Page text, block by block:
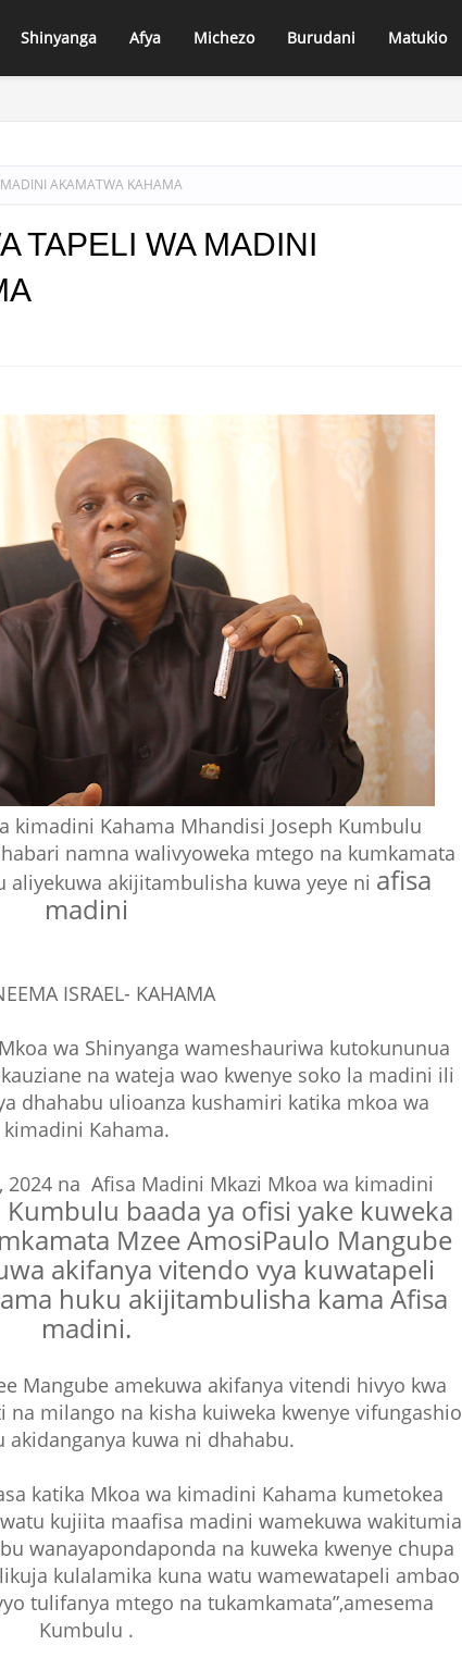
Shinyanga Afya Michezo Burudani Matukio
AKAMATWA KAHAMA
TAPELI WA MADINI
kimadini Kahama Mhandisi Joseph Kumbulu
namna walivyoweka mtego na kumkamata
akijitambulisha kuwa yeye ni afisa
madini
ISRAEL- KAHAMA
wa Shinyanga wameshauriwa kutokununua
na wateja wao kwenye soko la madini ili
dhahabu ulioanza kushamiri katika mkoa wa
kimadini Kahama.
na Afisa Madini Mkazi Mkoa wa kimadini
Kumbulu baada ya ofisi yake kuweka
Mzee AmosiPaulo Mangube
akifanya vitendo vya kuwatapeli
huku akijitambulisha kama Afisa
madini.
Mangube amekuwa akifanya vitendi hivyo kwa
milango na kisha kuiweka kwenye vifungashio
akidanganya kuwa ni dhahabu.
katika Mkoa wa kimadini Kahama kumetokea
kujiita maafisa madini wamekuwa wakitumia
wanayapondaponda na kuweka kwenye chupa
kulalamika kuna watu wamewatapeli ambao
tulifanya mtego na tukamkamata”,amesema
Kumbulu .